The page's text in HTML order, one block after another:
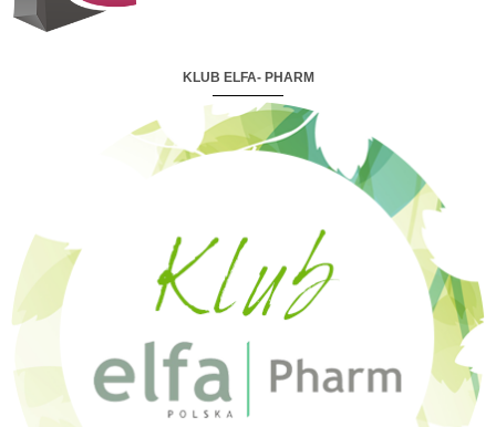
KLUB ELFA- PHARM